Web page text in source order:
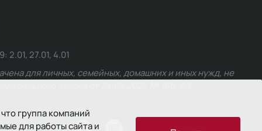
группа компаний
для работы сайта и
27.01, 4.01
для личных, семейных, домашних и иных нужд, не